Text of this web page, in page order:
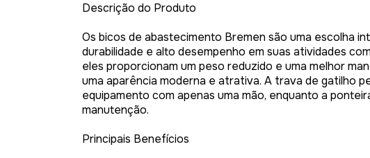
Descrição do Produto
Os bicos de abastecimento Bremen são uma escolha
durabilidade e alto desempenho em suas atividades
eles proporcionam um peso reduzido e uma melhor
uma aparência moderna e atrativa. A trava de gatilho
equipamento com apenas uma mão, enquanto a
manutenção.
Principais Benefícios